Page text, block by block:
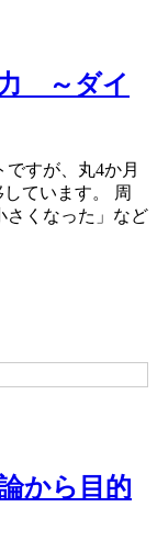
～ダイ
すが、丸4か月
ています。 周
さくなった」など
から目的